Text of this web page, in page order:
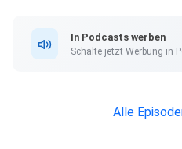
In Podcasts werben
Schalte jetzt Werbung in
Alle